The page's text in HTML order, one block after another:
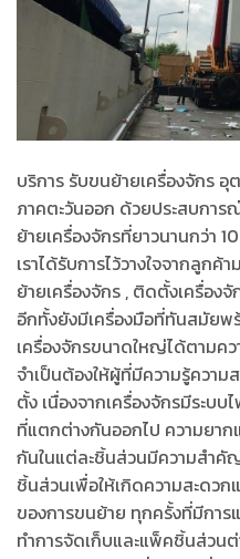
บริการ รับขนย้ายเครื่องจักร อุ
ภาคตะวันออก ด้วยประสบการ
ย้ายเครื่องจักรที่ยาวนานกว่า
เราได้รับการไว้วางใจจากลูกค้
ย้ายเครื่องจักร , ติดตั้งเครื่อง
อีกทั้งยังมีเครื่องมือที่ทันสมัยพ
เครื่องจักรขนาดใหญ่ได้ตามค
จำเป็นต้องให้ผู้ที่มีความรู้ความ
ตั้ง เนื่องจากเครื่องจักรมีระบบ
ที่แตกต่างกันออกไป ความยาก
กันในแต่ละชิ้นส่วนมีความสำคั
ชิ้นส่วนเพื่อให้เกิดความสะดว
ของการขนย้าย ทุกครั้งที่มีการ
ทำการจัดเก็บและแพ็คชิ้นส่วน